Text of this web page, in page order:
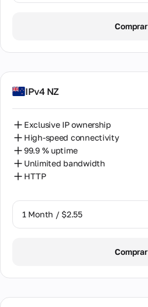
Comprar
IPv4 NZ
Exclusive IP ownership
High-speed connectivity
99.9 % uptime
Unlimited bandwidth
HTTP
1 Month / $2.55
Comprar